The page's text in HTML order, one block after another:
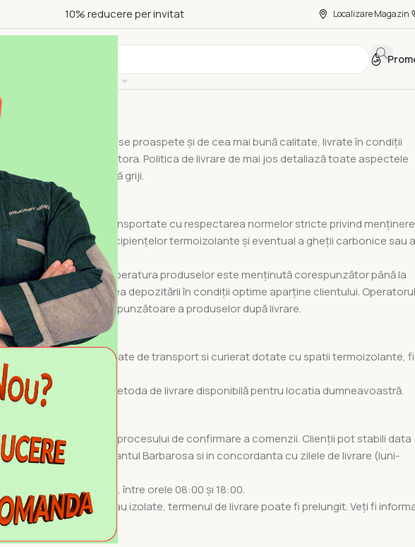
10% reducere per invitat Localizare Magazin
ofere clienților produse proaspete și de cea mai bună calitate, livrate în condiții
gustul autentic acestora. Politica de livrare de mai jos detaliază toate aspectele
de cumpărături fără griji.
sunt ambalate și transportate cu respectarea normelor stricte privind
include utilizarea recipiențelor termoizolante și eventual a gheții carbonice sau a
Ne asigurăm că temperatura produselor este menținută corespunzător până la
responsabilitatea depozitării în condiții optime aparține clientului. Operatorul
depozitarea necorespunzătoare a produselor după livrare.
serviciilor specializate de transport si curierat dotate cu spatii termoizolante,
zona de destinație.
cu privire la metoda de livrare disponibilă pentru locatia dumneavoastră.
comun acord în timpul procesului de confirmare a comenzii. Clienții pot stabili data
acord cu reprezentantul Barbarosa si in concordanta cu zilele de livrare (luni-
de luni până vineri, între orele 08:00 și 18:00.
zone greu accesibile sau izolate, termenul de livrare poate fi prelungit. Veți fi